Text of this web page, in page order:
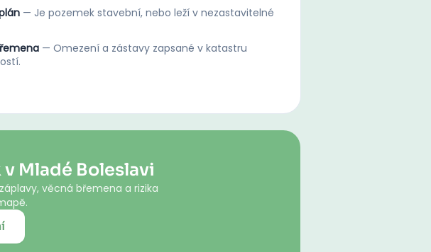
— Je pozemek stavební, nebo leží v nezastavitelné
— Omezení a zástavy zapsané v katastru
Mladé Boleslavi
věcná břemena a rizika